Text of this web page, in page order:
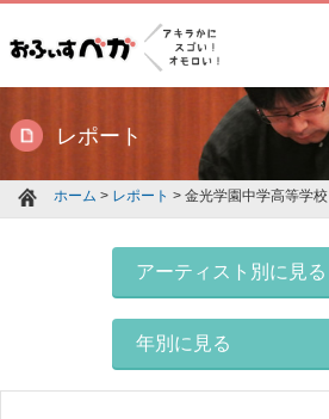
レポート
ホーム > レポート > 金光学園中学高等学校
アーティスト別に見る
年別に見る